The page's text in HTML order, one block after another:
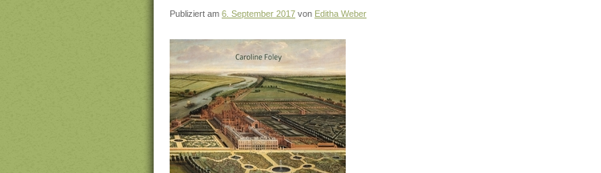
Publiziert am 6. September 2017 von Editha Weber